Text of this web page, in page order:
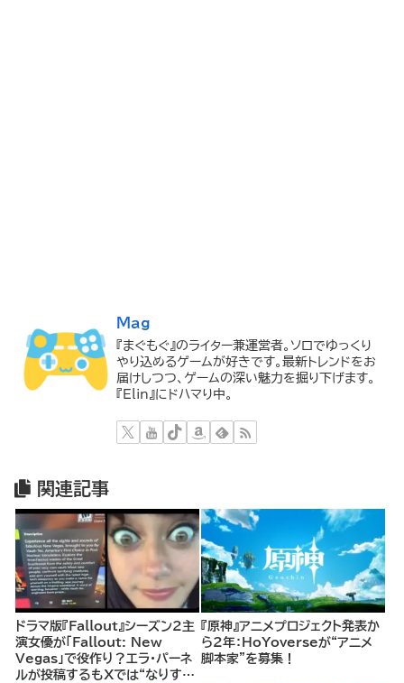
Mag
『まぐもぐ』のライター兼運営者。ソロでゆっくり
やり込めるゲームが好きです。最新トレンドをお
届けしつつ、ゲームの深い魅力を掘り下げます。
『Elin』にドハマり中。
関連記事
ドラマ版『Fallout』シーズン2主
演女優が「Fallout: New
Vegas」で役作り？エラ・パーネ
ルが投稿するもXでは“なりすま
『原神』アニメプロジェクト発表か
ら2年：HoYoverseが“アニメ
脚本家”を募集！